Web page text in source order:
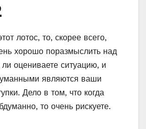
лотос, то, скорее всего,
хорошо поразмыслить над
оцениваете ситуацию, и
являются ваши
Дело в том, что когда
то очень рискуете.